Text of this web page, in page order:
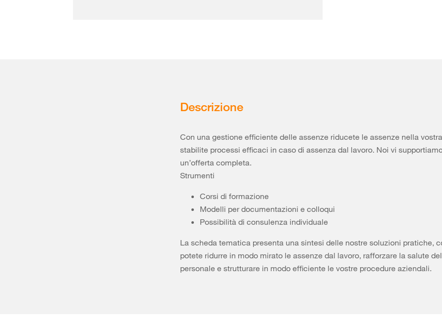
Descrizione
Con una gestione efficiente delle assenze riducete le assenze nella
stabilite processi efficaci in caso di assenza dal lavoro. Noi vi
un’offerta completa.
Strumenti
Corsi di formazione
Modelli per documentazioni e colloqui
Possibilità di consulenza individuale
La scheda tematica presenta una sintesi delle nostre soluzioni pratiche,
potete ridurre in modo mirato le assenze dal lavoro, rafforzare la salute
personale e strutturare in modo efficiente le vostre procedure aziendali.